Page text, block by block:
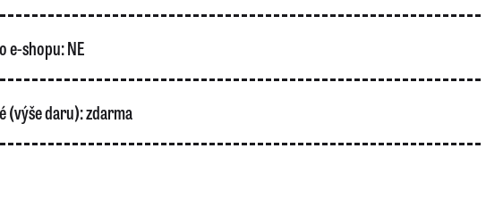
e-shopu:NE
(výše daru):zdarma